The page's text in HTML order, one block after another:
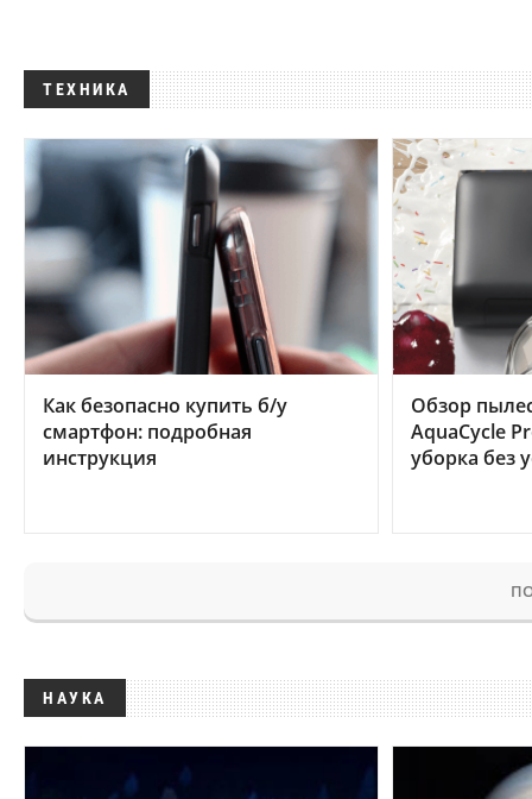
ТЕХНИКА
Как безопасно купить б/у
смартфон: подробная
инструкция
Обзор
AquaCycle
уборка без
НАУКА